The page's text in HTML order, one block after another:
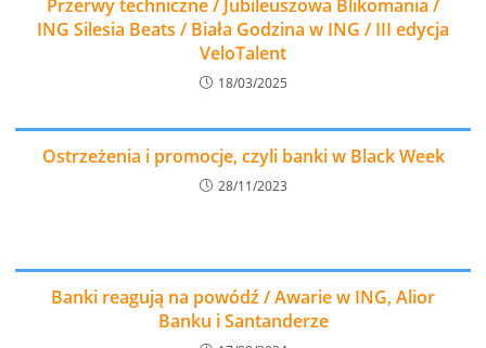
Przerwy techniczne / Jubileuszowa Blikomania /
ING Silesia Beats / Biała Godzina w ING / III edycja
VeloTalent
18/03/2025
Ostrzeżenia i promocje, czyli banki w Black Week
28/11/2023
Banki reagują na powódź / Awarie w ING, Alior
Banku i Santanderze